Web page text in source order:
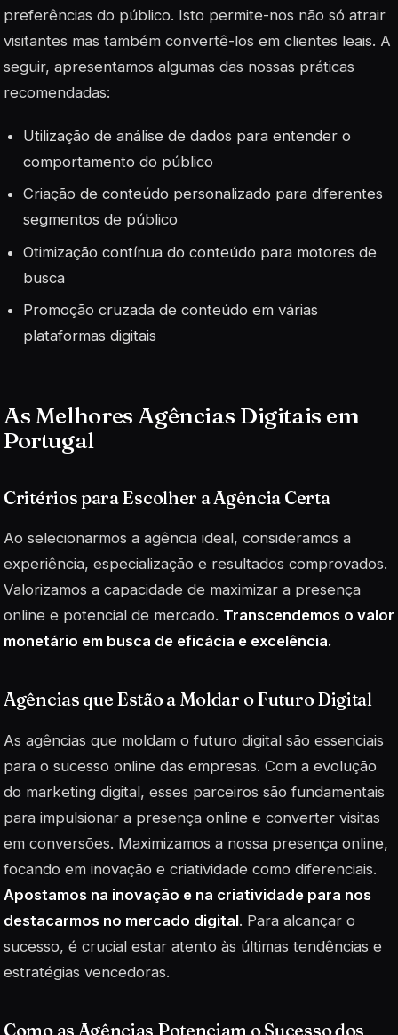
preferências do público. Isto permite-nos não só atrair
visitantes mas também convertê-los em clientes leais. A
seguir, apresentamos algumas das nossas práticas
recomendadas:
Utilização de análise de dados para entender o
comportamento do público
Criação de conteúdo personalizado para diferentes
segmentos de público
Otimização contínua do conteúdo para motores de
busca
Promoção cruzada de conteúdo em várias
plataformas digitais
As Melhores Agências Digitais em
Portugal
Critérios para Escolher a Agência Certa
Ao selecionarmos a agência ideal, consideramos a
experiência, especialização e resultados comprovados.
Valorizamos a capacidade de maximizar a presença
online e potencial de mercado. Transcendemos o valor
monetário em busca de eficácia e excelência.
Agências que Estão a Moldar o Futuro Digital
As agências que moldam o futuro digital são essenciais
para o sucesso online das empresas. Com a evolução
do marketing digital, esses parceiros são fundamentais
para impulsionar a presença online e converter visitas
em conversões. Maximizamos a nossa presença online,
focando em inovação e criatividade como diferenciais.
Apostamos na inovação e na criatividade para nos
destacarmos no mercado digital. Para alcançar o
sucesso, é crucial estar atento às últimas tendências e
estratégias vencedoras.
Como as Agências Potenciam o Sucesso dos